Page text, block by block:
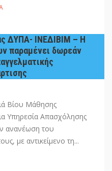
ΔΥΠΑ- ΙΝΕΔΙΒΙΜ – Η
παραμένει δωρεάν
Βίου Μάθησης
Υπηρεσία Απασχόλησης
ανανέωση του
με αντικείμενο τη...